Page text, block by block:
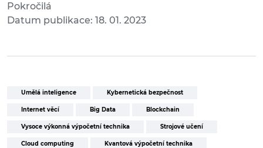
Pokročilá
Datum publikace: 18. 01. 2023
Umělá inteligence Kybernetická bezpečnost
Internet věcí Big Data Blockchain
Vysoce výkonná výpočetní technika Strojové učení
Cloud computing Kvantová výpočetní technika